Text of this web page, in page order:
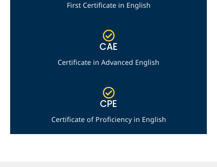
First Certificate in English
CAE
Certificate in Advanced English
CPE
Certificate of Proficiency in English